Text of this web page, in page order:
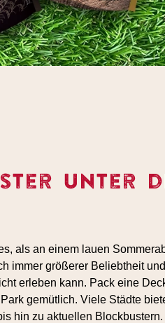
unter
als an einem lauen
immer größerer Beliebtheit
erleben kann. Pack eine
gemütlich. Viele Städte
hin zu aktuellen